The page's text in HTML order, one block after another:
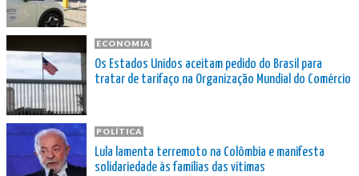
ECONOMIA
Os Estados Unidos aceitam pedido do Brasil para
tratar de tarifaço na Organização Mundial do Comércio
POLÍTICA
Lula lamenta terremoto na Colômbia e manifesta
solidariedade às famílias das vítimas